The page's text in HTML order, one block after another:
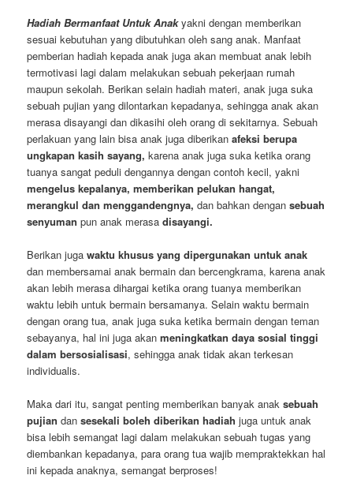
Hadiah Bermanfaat Untuk Anakyakni dengan memberikan
sesuai kebutuhan yang dibutuhkan oleh sang anak. Manfaat
pemberian hadiah kepada anak juga akan membuat anak lebih
termotivasi lagi dalam melakukan sebuah pekerjaan rumah
maupun sekolah. Berikan selain hadiah materi, anak juga suka
sebuah pujian yang dilontarkan kepadanya, sehingga anak akan
merasa disayangi dan dikasihi oleh orang di sekitarnya. Sebuah
perlakuan yang lain bisa anak juga diberikan afeksi berupa
ungkapan kasih sayang, karena anak juga suka ketika orang
tuanya sangat peduli dengannya dengan contoh kecil, yakni
mengelus kepalanya, memberikan pelukan hangat,
merangkul dan menggandengnya,dan bahkan dengansebuah
senyuman pun anak merasadisayangi.
Berikan jugawaktu khusus yang dipergunakan untuk anak
dan membersamai anak bermain dan bercengkrama, karena anak
akan lebih merasa dihargai ketika orang tuanya memberikan
waktu lebih untuk bermain bersamanya. Selain waktu bermain
dengan orang tua, anak juga suka ketika bermain dengan teman
sebayanya, hal ini juga akanmeningkatkan daya sosial tinggi
dalam bersosialisasi, sehingga anak tidak akan terkesan
individualis.
Maka dari itu, sangat penting memberikan banyak anaksebuah
pujian dan sesekali boleh diberikan hadiah juga untuk anak
bisa lebih semangat lagi dalam melakukan sebuah tugas yang
diembankan kepadanya, para orang tua wajib mempraktekkan hal
ini kepada anaknya, semangat berproses!